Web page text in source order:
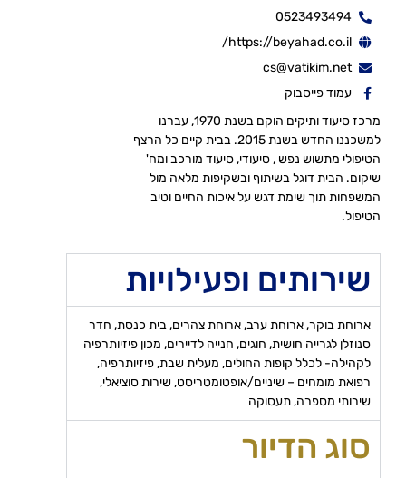
0523493494
https://beyahad.co.il/
cs@vatikim.net
עמוד פייסבוק
מרכז סיעוד ותיקים הוקם בשנת 1970, עברנו
למשכננו החדש בשנת 2015. בבית קיים כל הרצף
הטיפולי מתשוש נפש , סיעודי, סיעוד מורכב ומח'
שיקום. הבית דוגל בשיתוף ובשקיפות מלאה מול
המשפחות תוך שימת דגש על איכות החיים וטיב
הטיפול.
שירותים ופעילויות
ארוחת בוקר, ארוחת ערב, ארוחת צהרים, בית כנסת, חדר
סנוזלן לגרייה חושית, חוגים, חנייה לדיירים, מכון פיזיותרפיה
לקהילה- לכלל קופות החולים, מעלית שבת, פיזיותרפיה,
רפואת מומחים – שיניים/אופטומטריסט, שירות סוציאלי,
שירותי מספרה, תעסוקה
סוג הדיור